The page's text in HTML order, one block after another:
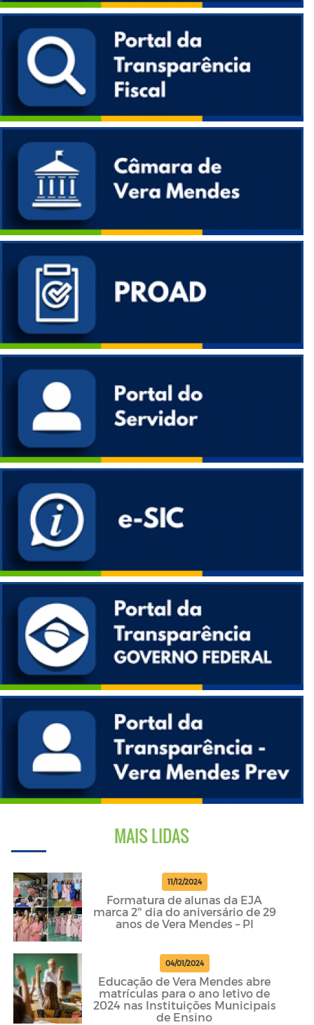
MAIS LIDAS
11/12/2024
Formatura de alunas da EJA
marca 2º dia do aniversário de 29
anos de Vera Mendes – PI
04/01/2024
Educação de Vera Mendes abre
matrículas para o ano letivo de
2024 nas Instituições Municipais
de Ensino